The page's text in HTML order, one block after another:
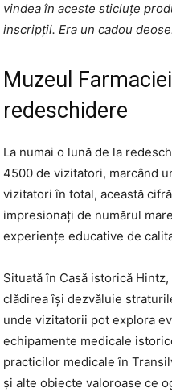
vindea în aceste sticluţe
inscripţii. Era un cadou
Muzeul
redeschidere
La numai o lună de la
4500 de vizitatori, marcând
vizitatori în total, această
impresionați de numărul
experiențe educative de
Situată în Casă istorică
clădirea își dezvăluie
unde vizitatorii pot explora
echipamente medicale
practicilor medicale în
și alte obiecte valoroase ce